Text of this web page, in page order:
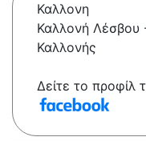
Καλλονη
Καλλονή Λέσβου
Καλλονής
Δείτε το προφίλ